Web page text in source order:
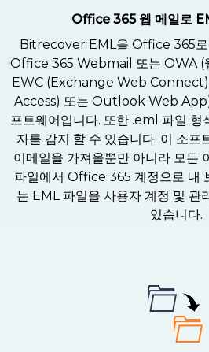
Office 365 웹 메일로
Bitrecover EML을 Office 365로
Office 365 Webmail 또는 OWA (
EWC (Exchange Web
Access) 또는 Outlook Web App)
프트웨어입니다. 또한 .eml 파일
자를 감지 할 수 있습니다. 이 소프
이메일을 가져올뿐만 아니라 모든
파일에서 Office 365 계정으로 내
는 EML 파일을 사용자 계정 및 관
있습니다.